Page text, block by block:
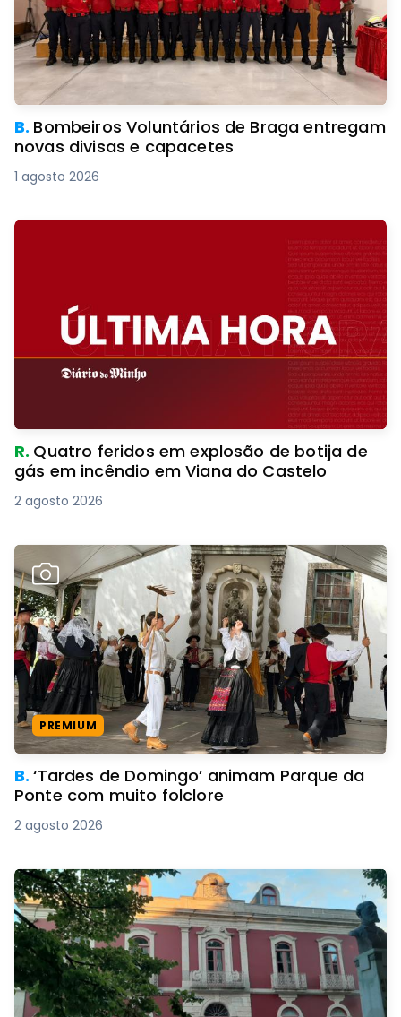
B. Bombeiros Voluntários de Braga entregam
novas divisas e capacetes
1 agosto 2026
R. Quatro feridos em explosão de botija de
gás em incêndio em Viana do Castelo
2 agosto 2026
PREMIUM
B.‘Tardes de Domingo’ animam Parque da
Ponte com muito folclore
2 agosto 2026